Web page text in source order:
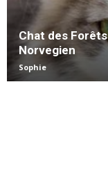
Chat des
Norvegien
Sophie